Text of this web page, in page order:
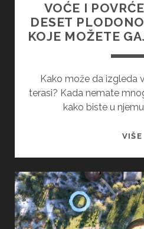
VOĆE I
DESET
KOJE MOŽETE
Kako može da izgleda
terasi? Kada nemate
kako biste u
VIŠE